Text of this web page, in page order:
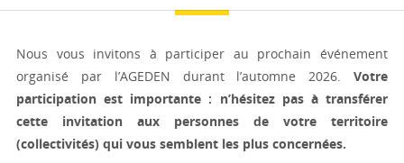
Nous vous invitons à participer au prochain événement
organisé par l’AGEDEN durant l’automne 2026.Votre
participation est importante : n’hésitez pas à transférer
cette invitation aux personnes de votre territoire
(collectivités) qui vous semblent les plus concernées.